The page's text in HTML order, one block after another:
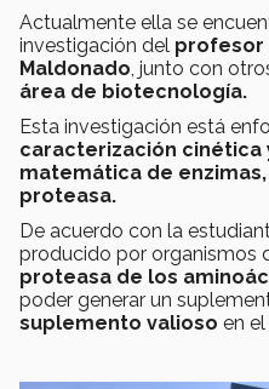
Actualmente ella se
investigación del profesor
Maldonado , junto con
área de biotecnología.
Esta investigación está
caracterización cinética
matemática de enzimas,
proteasa.
De acuerdo con la
producido por organismos
proteasa de los
poder generar un
suplemento valioso en